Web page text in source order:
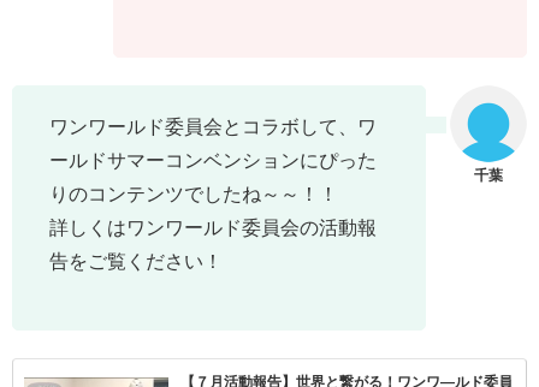
ワンワールド委員会とコラボして、ワ
ールドサマーコンベンションにぴった
りのコンテンツでしたね～～！！
詳しくはワンワールド委員会の活動報
告をご覧ください！
【７月活動報告】世界と繋がる！ワンワ―ルド委員